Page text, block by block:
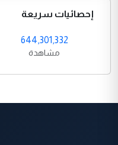
إحصائيات سريعة
644,301,332
مشاهدة